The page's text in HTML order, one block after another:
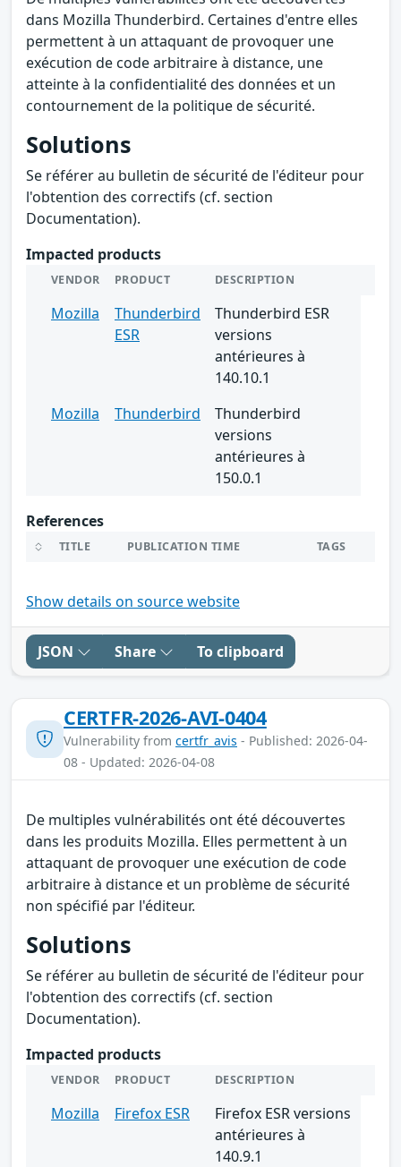
dans Mozilla Thunderbird. Certaines d'entre elles
permettent à un attaquant de provoquer une
exécution de code arbitraire à distance, une
atteinte à la confidentialité des données et un
contournement de la politique de sécurité.
Solutions
Se référer au bulletin de sécurité de l'éditeur pour
l'obtention des correctifs (cf. section
Documentation).
Impacted products
VENDOR PRODUCT DESCRIPTION
Mozilla
Thunderbird
ESR
Thunderbird ESR
versions
antérieures à
140.10.1
Mozilla
Thunderbird
Thunderbird
versions
antérieures à
150.0.1
References
TITLE PUBLICATION TIME TAGS
Show details on source website
JSON Share To clipboard
CERTFR-2026-AVI-0404
Vulnerability from certfr_avis - Published: 2026-04-
08 - Updated: 2026-04-08
De multiples vulnérabilités ont été découvertes
dans les produits Mozilla. Elles permettent à un
attaquant de provoquer une exécution de code
arbitraire à distance et un problème de sécurité
non spécifié par l'éditeur.
Solutions
Se référer au bulletin de sécurité de l'éditeur pour
l'obtention des correctifs (cf. section
Documentation).
Impacted products
VENDOR PRODUCT DESCRIPTION
Mozilla Firefox ESR
Firefox ESR versions
antérieures à
140.9.1